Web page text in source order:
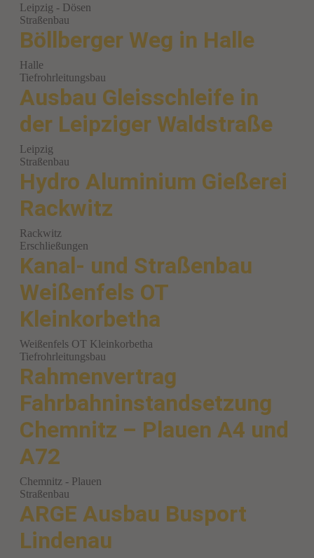
Leipzig - Dösen
Straßenbau
Böllberger Weg in Halle
Halle
Tiefrohrleitungsbau
Ausbau Gleisschleife in
der Leipziger Waldstraße
Leipzig
Straßenbau
Hydro Aluminium Gießerei
Rackwitz
Rackwitz
Erschließungen
Kanal- und Straßenbau
Weißenfels OT
Kleinkorbetha
Weißenfels OT Kleinkorbetha
Tiefrohrleitungsbau
Rahmenvertrag
Fahrbahninstandsetzung
Chemnitz – Plauen A4 und
A72
Chemnitz - Plauen
Straßenbau
ARGE Ausbau Busport
Lindenau